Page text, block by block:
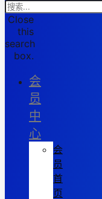
Close
this
search
box.
会
员
中
心
会
员
首
页